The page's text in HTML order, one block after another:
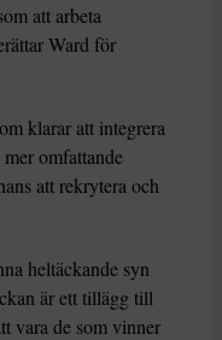
att arbeta
Ward för
klarar att integrera
omfattande
att rekrytera och
heltäckande syn
är ett tillägg till
vara de som vinner